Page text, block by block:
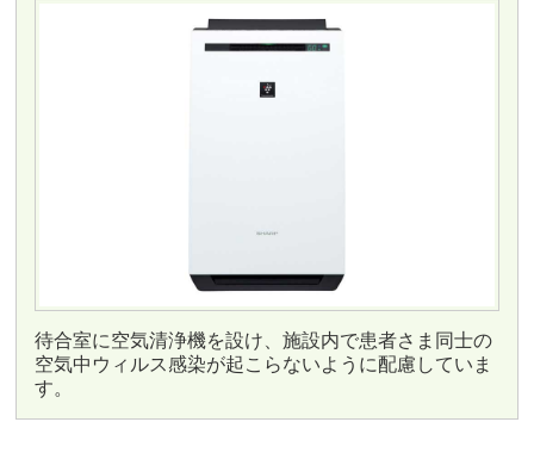
待合室に空気清浄機を設け、施設内で患者さま同士の
空気中ウィルス感染が起こらないように配慮していま
す。